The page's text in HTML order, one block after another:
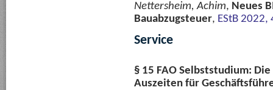
Nettersheim, Achim, Neues
Bauabzugsteuer, EStB 2022,
Service
§ 15 FAO Selbststudium:
Auszeiten für